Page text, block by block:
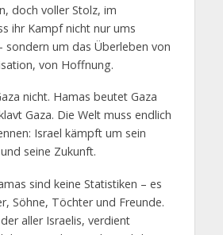
doch voller Stolz, im
ihr Kampf nicht nur ums
sondern um das Überleben von
von Hoffnung.
nicht. Hamas beutet Gaza
Gaza. Die Welt muss endlich
Israel kämpft um sein
seine Zukunft.
sind keine Statistiken – es
Söhne, Töchter und Freunde.
aller Israelis, verdient